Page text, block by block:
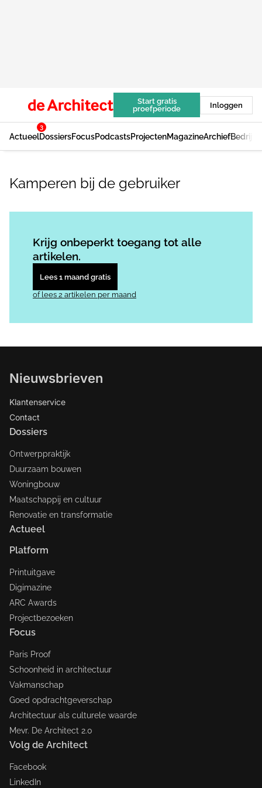
Start gratis
proefperiode
Inloggen
Actueel
3
DossiersFocusPodcastsProjectenMagazineArchief
Kamperen bij de gebruiker
Krijg onbeperkt toegang tot alle
artikelen.
Lees 1 maand gratis
of lees 2 artikelen per maand
Nieuwsbrieven
Klantenservice
Contact
Dossiers
Ontwerppraktijk
Duurzaam bouwen
Woningbouw
Maatschappij en cultuur
Renovatie en transformatie
Actueel
Platform
Printuitgave
Digimazine
ARC Awards
Projectbezoeken
Focus
Paris Proof
Schoonheid in architectuur
Vakmanschap
Goed opdrachtgeverschap
Architectuur als culturele waarde
Mevr. De Architect 2.0
Volg de Architect
Facebook
LinkedIn